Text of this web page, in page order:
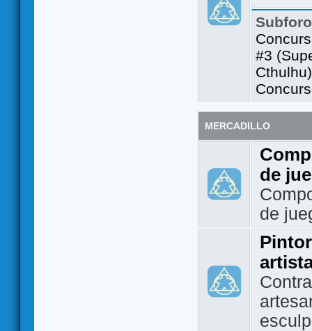
#3
Cthulhu)
MERCADILLO
de
de